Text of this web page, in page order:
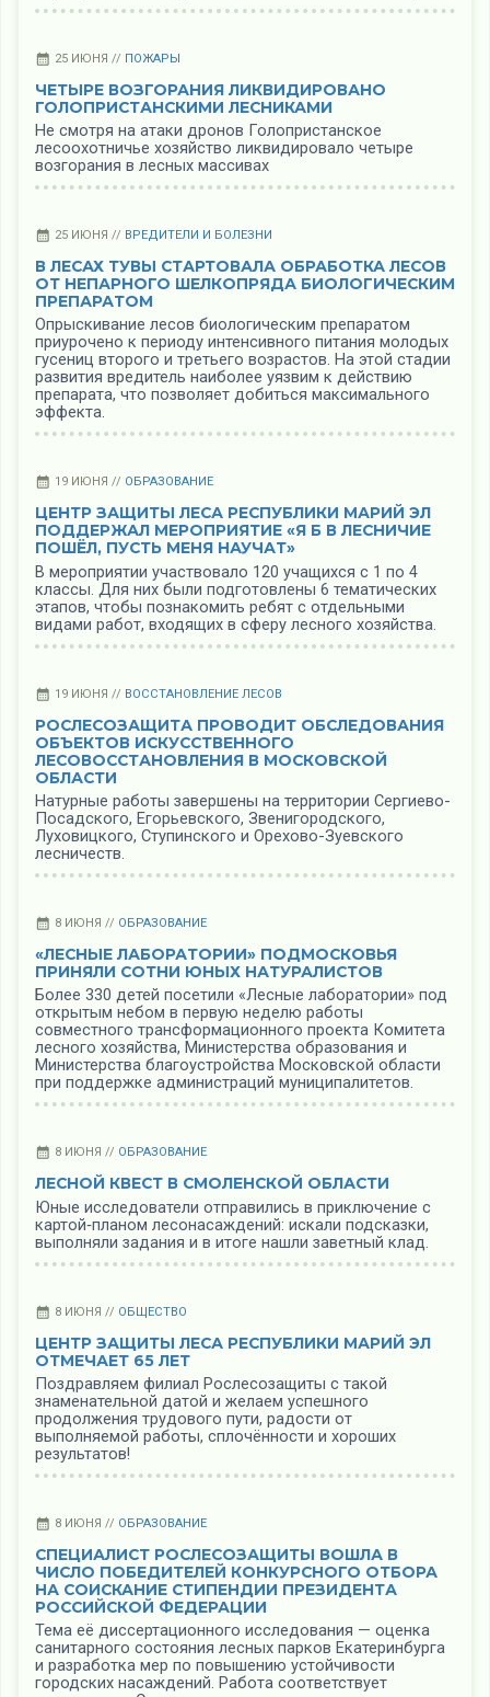
25 ИЮНЯ // ПОЖАРЫ
ЧЕТЫРЕ ВОЗГОРАНИЯ ЛИКВИДИРОВАНО
ГОЛОПРИСТАНСКИМИ ЛЕСНИКАМИ
Не смотря на атаки дронов Голопристанское
лесоохотничье хозяйство ликвидировало четыре
возгорания в лесных массивах
25 ИЮНЯ // ВРЕДИТЕЛИ И БОЛЕЗНИ
В ЛЕСАХ ТУВЫ СТАРТОВАЛА ОБРАБОТКА ЛЕСОВ
ОТ НЕПАРНОГО ШЕЛКОПРЯДА БИОЛОГИЧЕСКИМ
ПРЕПАРАТОМ
Опрыскивание лесов биологическим препаратом
приурочено к периоду интенсивного питания молодых
гусениц второго и третьего возрастов. На этой стадии
развития вредитель наиболее уязвим к действию
препарата, что позволяет добиться максимального
эффекта.
19 ИЮНЯ // ОБРАЗОВАНИЕ
ЦЕНТР ЗАЩИТЫ ЛЕСА РЕСПУБЛИКИ МАРИЙ ЭЛ
ПОДДЕРЖАЛ МЕРОПРИЯТИЕ «Я Б В ЛЕСНИЧИЕ
ПОШЁЛ, ПУСТЬ МЕНЯ НАУЧАТ»
В мероприятии участвовало 120 учащихся с 1 по 4
классы. Для них были подготовлены 6 тематических
этапов, чтобы познакомить ребят с отдельными
видами работ, входящих в сферу лесного хозяйства.
19 ИЮНЯ // ВОССТАНОВЛЕНИЕ ЛЕСОВ
РОСЛЕСОЗАЩИТА ПРОВОДИТ ОБСЛЕДОВАНИЯ
ОБЪЕКТОВ ИСКУССТВЕННОГО
ЛЕСОВОССТАНОВЛЕНИЯ В МОСКОВСКОЙ
ОБЛАСТИ
Натурные работы завершены на территории Сергиево-
Посадcкого, Егорьевского, Звенигородского,
Луховицкого, Ступинского и Орехово-Зуевского
лесничеств.
8 ИЮНЯ // ОБРАЗОВАНИЕ
«ЛЕСНЫЕ ЛАБОРАТОРИИ» ПОДМОСКОВЬЯ
ПРИНЯЛИ СОТНИ ЮНЫХ НАТУРАЛИСТОВ
Более 330 детей посетили «Лесные лаборатории» под
открытым небом в первую неделю работы
совместного трансформационного проекта Комитета
лесного хозяйства, Министерства образования и
Министерства благоустройства Московской области
при поддержке администраций муниципалитетов.
8 ИЮНЯ // ОБРАЗОВАНИЕ
ЛЕСНОЙ КВЕСТ В СМОЛЕНСКОЙ ОБЛАСТИ
Юные исследователи отправились в приключение с
картой‑планом лесонасаждений: искали подсказки,
выполняли задания и в итоге нашли заветный клад.
8 ИЮНЯ // ОБЩЕСТВО
ЦЕНТР ЗАЩИТЫ ЛЕСА РЕСПУБЛИКИ МАРИЙ ЭЛ
ОТМЕЧАЕТ 65 ЛЕТ
Поздравляем филиал Рослесозащиты с такой
знаменательной датой и желаем успешного
продолжения трудового пути, радости от
выполняемой работы, сплочённости и хороших
результатов!
8 ИЮНЯ // ОБРАЗОВАНИЕ
СПЕЦИАЛИСТ РОСЛЕСОЗАЩИТЫ ВОШЛА В
ЧИСЛО ПОБЕДИТЕЛЕЙ КОНКУРСНОГО ОТБОРА
НА СОИСКАНИЕ СТИПЕНДИИ ПРЕЗИДЕНТА
РОССИЙСКОЙ ФЕДЕРАЦИИ
Тема её диссертационного исследования — оценка
санитарного состояния лесных парков Екатеринбурга
и разработка мер по повышению устойчивости
городских насаждений. Работа соответствует